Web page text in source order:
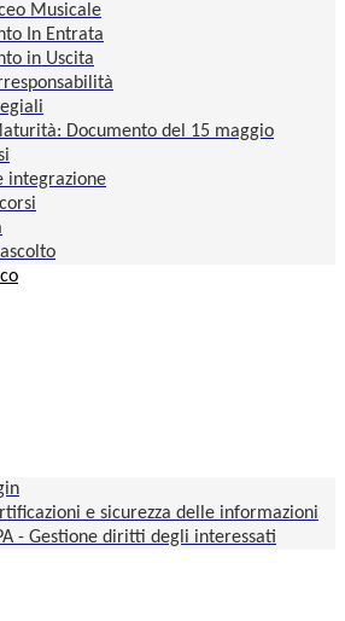
Musicale
In Entrata
in Uscita
Documento del 15 maggio
integrazione
e sicurezza delle informazioni
- Gestione diritti degli interessati